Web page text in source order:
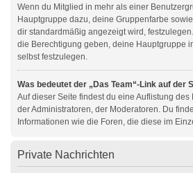
Wenn du Mitglied in mehr als einer
Hauptgruppe dazu, deine Gruppenfarbe
dir standardmäßig angezeigt wird,
die Berechtigung geben, deine Hauptgruppe
selbst festzulegen.
Was bedeutet der „Das Team“-Link auf der
Auf dieser Seite findest du eine Auflistung
der Administratoren, der Moderatoren. Du
Informationen wie die Foren, die diese im
Private Nachrichten